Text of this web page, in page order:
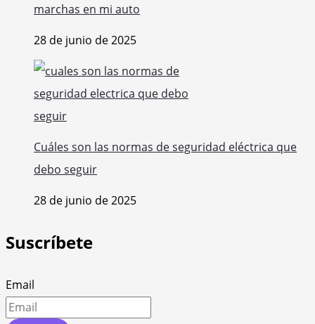
marchas en mi auto
28 de junio de 2025
Cuáles son las normas de seguridad eléctrica que
debo seguir
28 de junio de 2025
Suscríbete
Email